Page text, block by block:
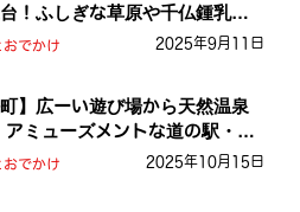
！ふしぎな草原や千仏鍾乳洞
よう！
おでかけ 2025年9月11日
町】広ーい遊び場から天然温泉
アミューズメントな道の駅・お
街道
おでかけ 2025年10月15日